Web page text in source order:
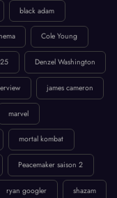
black adam
Cole Young
Denzel Washington
james cameron
marvel
mortal kombat
Peacemaker saison 2
ryan googler shazam